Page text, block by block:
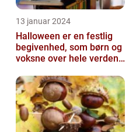
13 januar 2024
Halloween er en festlig
begivenhed, som børn og
voksne over hele verden